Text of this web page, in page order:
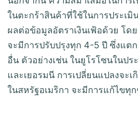
ในตะกร้าสินค้าที่ใช้ในการประเมิ
ผลต่อข้อมูลอัตราเงินเฟ้อด้วย โด
จะมีการปรับปรุงทุก 4-5 ปี ซึ่งแต
อื่น ตัวอย่างเช่น ในยูโรโซนในปร
และเยอรมนี การเปลี่ยนแปลงจะ
ในสหรัฐอเมริกา จะมีการแก้ไขทุ